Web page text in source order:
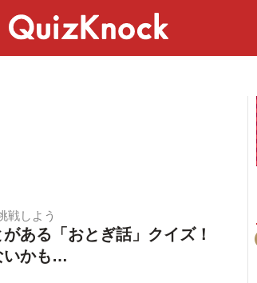
戦しよう
ある「おとぎ話」クイズ！
いかも…